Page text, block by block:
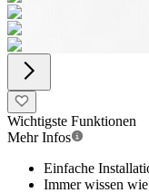
Wichtigste Funktionen
Mehr Infos
Einfache
Immer wissen